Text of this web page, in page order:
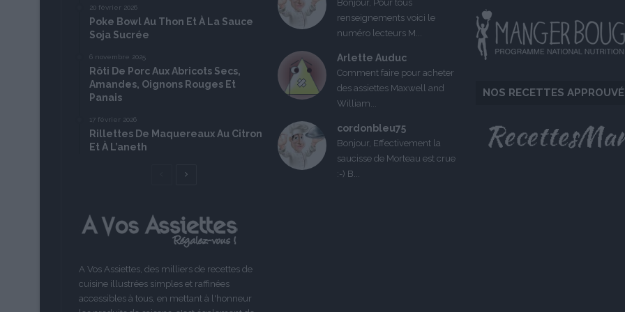
20 février 2026
Poke Bowl Au Thon Et À La Sauce
Soja Sucrée
6 novembre 2025
Rôti De Porc Aux Abricots Secs,
Amandes, Oignons Rouges Et
Panais
17 février 2026
Rillettes De Maquereaux Au Citron
Et À L’aneth
Page
A Vos Assiettes, des milliers de recettes de
cuisine illustrées simples et raffinées
accessibles à tous, en mettant à l'honneur
Bonjour, Pour tous
renseignements voici le
numéro lecteurs M...
Arlette Auduc
Comment faire pour acheter
des assiettes Maxwell and
William...
cordonbleu75
Bonjour, Effectivement la
saucisse de Morteau est crue
:-) B...
NOS RECETTES